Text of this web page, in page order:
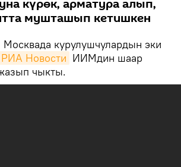
күрөк, арматура алып,
мушташып кетишкен
курулушчулардын эки
РИА Новости ИИМдин шаар
чыкты.